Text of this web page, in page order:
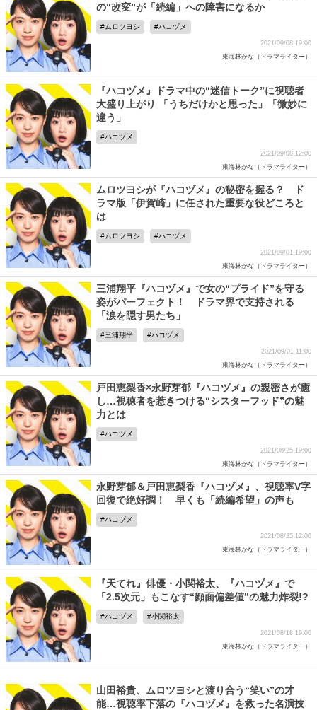
の“改変”が「続編」への障害になるか
ムロツヨシ ハコヅメ
2021/09/08 19:00
東海林かな（ドラマライター）
『ハコヅメ』ドラマ中の“迷信トーク”に視聴者
大盛り上がり 「うちだけかと思った」「微妙に
違う」
ハコヅメ
2021/09/08 12:00
東海林かな（ドラマライター）
ムロツヨシが『ハコヅメ』の秘密を握る？ ド
ラマ版「伊賀崎」に任された重要な役どころと
は
ムロツヨシ ハコヅメ
2021/09/01 19:00
東海林かな（ドラマライター）
三浦翔平『ハコヅメ』で女の“プライド”を守る
姿がパーフェクト！ ドラマ界で支持される
「涙を隠す男たち」
三浦翔平 ハコヅメ
2021/09/01 11:00
東海林かな（ドラマライター）
戸田恵梨香×永野芽郁『ハコヅメ』の親密さが癒
し…視聴者を惹きつける“シスターフッド”の魅
力とは
ハコヅメ
2021/08/25 19:00
東海林かな（ドラマライター）
永野芽郁＆戸田恵梨香『ハコヅメ』、視聴率V字
回復で絶好調！ 早くも「続編希望」の声も
ハコヅメ
2021/08/25 12:00
東海林かな（ドラマライター）
『天てれ』俳優・小関裕太、『ハコヅメ』で
「2.5次元」もこなす“顔面偏差値”の魅力炸裂!?
ハコヅメ 小関裕太
2021/08/18 19:00
東海林かな（ドラマライター）
山田裕貴、ムロツヨシと渡り合う“笑い”の才
能…視聴率下落の『ハコヅメ』を救った名演技